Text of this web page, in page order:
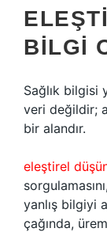
BILGI
Sağlık bilgisi
veri değildir;
bir alandır.
eleştirel
yanlış bilgiyi
çağında,